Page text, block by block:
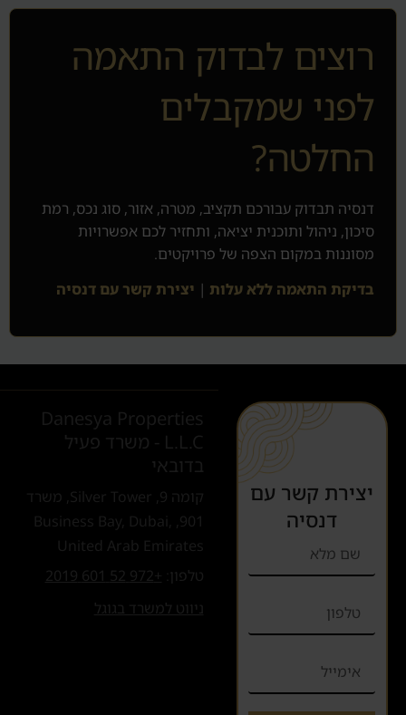
רוצים לבדוק התאמה
לפני שמקבלים
החלטה?
דנסיה תבדוק עבורכם תקציב, מטרה, אזור, סוג נכס, רמת
סיכון, ניהול ותוכנית יציאה, ותחזיר לכם אפשרויות
מסוננות במקום הצפה של פרויקטים.
בדיקת התאמה ללא עלות | יצירת קשר עם דנסיה
יצירת קשר עם
דנסיה
Danesya Properties
L.L.C - משרד פעיל
בדובאי
קומה 9, Silver Tower, משרד
901, Business Bay, Dubai,
United Arab Emirates
טלפון:
+972 52 601 2019
ניווט למשרד בגוגל